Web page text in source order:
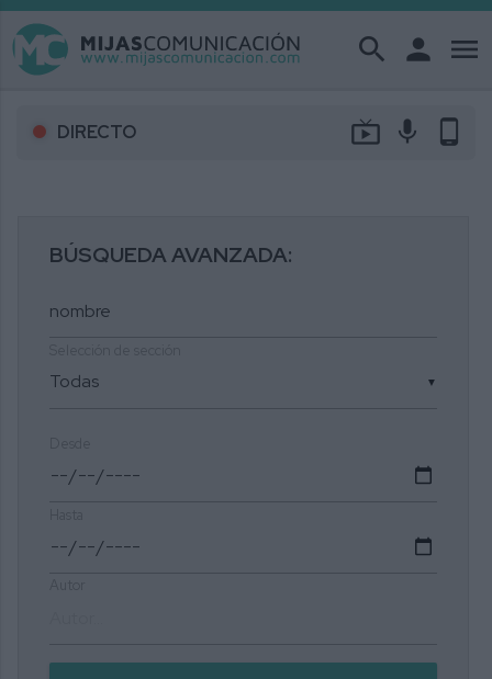
search person menu
DIRECTO live_tv mic phone_android
BÚSQUEDA AVANZADA:
▼